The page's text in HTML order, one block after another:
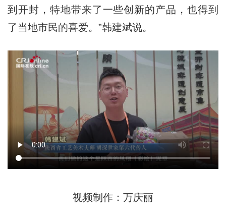
到开封，特地带来了一些创新的产品，也得到
了当地市民的喜爱。”韩建斌说。
视频制作：万庆丽